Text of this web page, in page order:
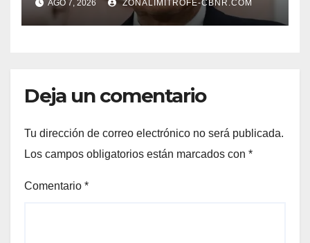
Raúl Onofre
AGO 7, 2026 ZONALIMITROFE-CBNR.COM
Deja un comentario
Tu dirección de correo electrónico no será publicada.
Los campos obligatorios están marcados con *
Comentario *